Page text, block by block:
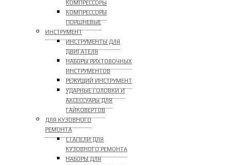
КОМПРЕССОРЫ
КОМПРЕССОРЫ
ПОРШНЕВЫЕ
ИНСТРУМЕНТ
ИНСТРУМЕНТЫ ДЛЯ
ДВИГАТЕЛЯ
НАБОРЫ РИХТОВОЧНЫХ
ИНСТРУМЕНТОВ
РЕЖУЩИЙ ИНСТРУМЕНТ
УДАРНЫЕ ГОЛОВКИ И
АКСЕССУАРЫ ДЛЯ
ГАЙКОВЕРТОВ
ДЛЯ КУЗОВНОГО
РЕМОНТА
СТАПЕЛИ ДЛЯ
КУЗОВНОГО РЕМОНТА
НАБОРЫ ДЛЯ